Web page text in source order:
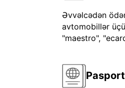
Əvvəlcədən
avtomobillər
"maestro",